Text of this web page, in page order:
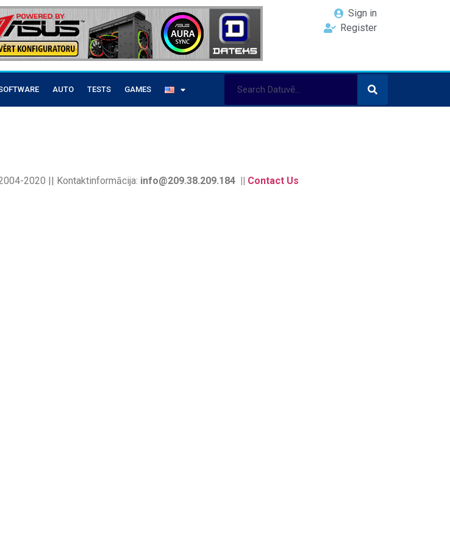
Sign in
Register
AUTO TESTS GAMES
2020 || Kontaktinformācija: info@209.38.209.184 || Contact Us